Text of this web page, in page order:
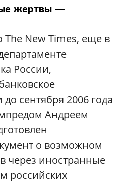
жертвы —
The New Times, еще в
России,
сентября 2006 года
Андреем
о возможном
через иностранные
российских